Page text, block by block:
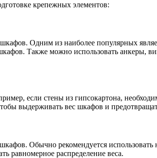
крепежных элементов:
Одним из наиболее популярных
Также можно использовать
если стены из гипсокартона,
выдерживать вес шкафов и
Обычно рекомендуется
равномерное распределение веса.